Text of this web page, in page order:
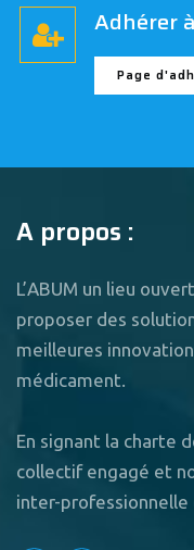
Adhérer
Page
A propos :
L’ABUM un lieu
proposer des
meilleures
médicament.
En signant la charte
collectif engagé et
inter-professionnelle